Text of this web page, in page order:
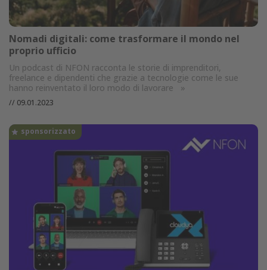
Nomadi digitali: come trasformare il mondo nel
proprio ufficio
Un podcast di NFON racconta le storie di imprenditori,
freelance e dipendenti che grazie a tecnologie come le sue
hanno reinventato il loro modo di lavorare
»
// 09.01.2023